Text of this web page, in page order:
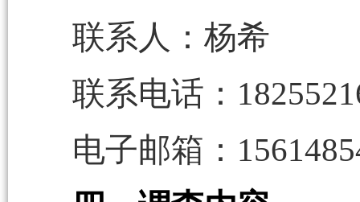
联系人：杨希
联系电话：
电子邮箱：